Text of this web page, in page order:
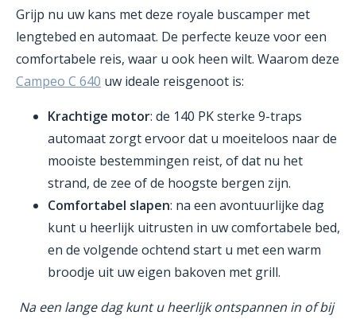
Grijp nu uw kans met deze royale buscamper met
lengtebed en automaat. De perfecte keuze voor een
comfortabele reis, waar u ook heen wilt. Waarom deze
Campeo C 640 uw ideale reisgenoot is:
Krachtige motor: de 140 PK sterke 9-traps
automaat zorgt ervoor dat u moeiteloos naar de
mooiste bestemmingen reist, of dat nu het
strand, de zee of de hoogste bergen zijn.
Comfortabel slapen: na een avontuurlijke dag
kunt u heerlijk uitrusten in uw comfortabele bed,
en de volgende ochtend start u met een warm
broodje uit uw eigen bakoven met grill.
Na een lange dag kunt u heerlijk ontspannen in of bij